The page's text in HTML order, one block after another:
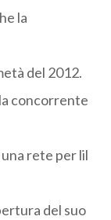
la
del 2012.
concorrente
rete per lil
del suo